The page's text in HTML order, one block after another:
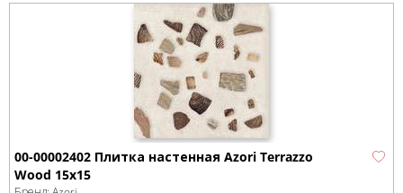
00-00002402 Плитка настенная Azori Terrazzo
Wood 15х15